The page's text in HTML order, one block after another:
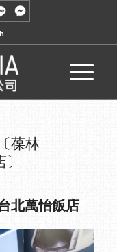
葆林
北萬怡飯店